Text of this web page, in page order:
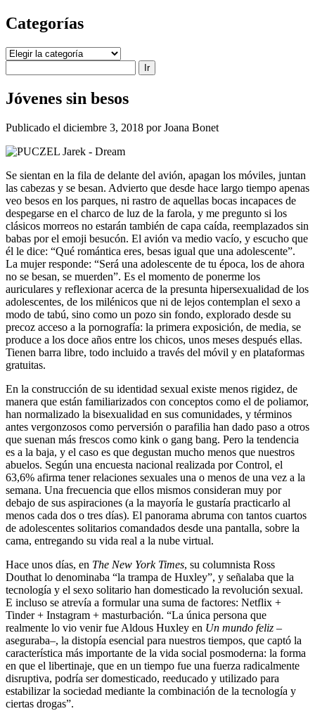
Categorías
Categorías
Jóvenes sin besos
Publicado el diciembre 3, 2018 por Joana Bonet
Se sientan en la fila de delante del avión, apagan los móviles, juntan
las cabezas y se besan. Advierto que desde hace largo tiempo apenas
veo besos en los parques, ni rastro de aquellas bocas incapaces de
despegarse en el charco de luz de la farola, y me pregunto si los
clásicos morreos no estarán también de capa caída, reemplazados sin
babas por el emoji besucón. El avión va medio vacío, y escucho que
él le dice: “Qué romántica eres, besas igual que una adolescente”.
La mujer responde: “Será una adolescente de tu época, los de ahora
no se besan, se muerden”. Es el momento de ponerme los
auriculares y reflexionar acerca de la presunta hipersexualidad de los
adolescentes, de los milénicos que ni de lejos contemplan el sexo a
modo de tabú, sino como un pozo sin fondo, explorado desde su
precoz acceso a la pornografía: la primera exposición, de media, se
produce a los doce años entre los chicos, unos meses después ellas.
Tienen barra libre, todo incluido a través del móvil y en plataformas
gratuitas.
En la construcción de su identidad sexual existe menos rigidez, de
manera que están familiarizados con conceptos como el de poliamor,
han normalizado la bisexualidad en sus comunidades, y términos
antes vergonzosos como perversión o parafilia han dado paso a otros
que suenan más frescos como kink o gang bang. Pero la tendencia
es a la baja, y el caso es que degustan mucho menos que nuestros
abuelos. Según una encuesta nacional realizada por Control, el
63,6% afirma tener relaciones sexuales una o menos de una vez a la
semana. Una frecuencia que ellos mismos consideran muy por
debajo de sus aspiraciones (a la mayoría le gustaría practicarlo al
menos cada dos o tres días). El panorama abruma con tantos cuartos
de adolescentes solitarios comandados desde una pantalla, sobre la
cama, entregando su vida real a la nube virtual.
Hace unos días, en The New York Times, su columnista Ross
Douthat lo denominaba “la trampa de Huxley”, y señalaba que la
tecnología y el sexo solitario han domesticado la revolución sexual.
E incluso se atrevía a formular una suma de factores: Netflix +
Tinder + Instagram + masturbación. “La única persona que
realmente lo vio venir fue Aldous Huxley en Un mundo feliz –
aseguraba–, la distopía esencial para nuestros tiempos, que captó la
característica más importante de la vida social posmoderna: la forma
en que el libertinaje, que en un tiempo fue una fuerza radicalmente
disruptiva, podría ser domesticado, reeducado y utilizado para
estabilizar la sociedad mediante la combinación de la tecnología y
ciertas drogas”.